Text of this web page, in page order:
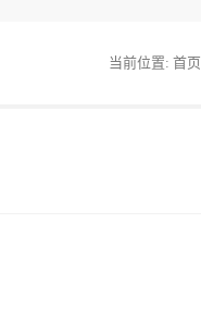
当前位置:首页